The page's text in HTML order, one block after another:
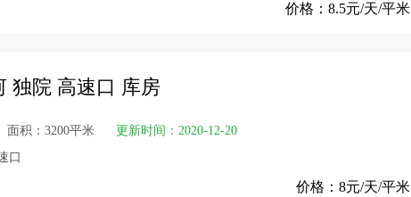
价格：8.5元/天/平米
独院 高速口 库房
面积：3200平米
更新时间：2020-12-20
口
价格：8元/天/平米